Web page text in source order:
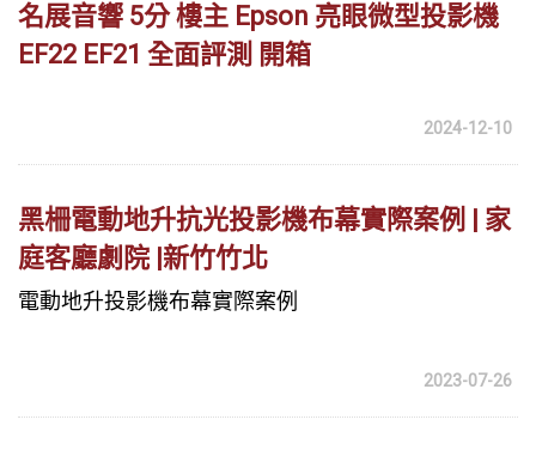
名展音響 5分 樓主 Epson 亮眼微型投影機
EF22 EF21 全面評測 開箱
2024-12-10
黑柵電動地升抗光投影機布幕實際案例 | 家
庭客廳劇院 |新竹竹北
電動地升投影機布幕實際案例
2023-07-26